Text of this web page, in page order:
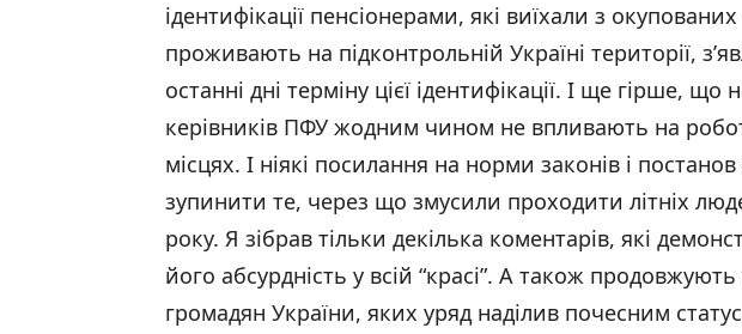
ідентифікації пенсіонерами, які виїхали з
проживають на підконтрольній Україні території,
останні дні терміну цієї ідентифікації. І ще гірше, що
керівників ПФУ жодним чином не впливають на
місцях. І ніякі посилання на норми законів і
зупинити те, через що змусили проходити літніх
року. Я зібрав тільки декілька коментарів, які
його абсурдність у всій “красі”. А також
громадян України, яких уряд наділив почесним